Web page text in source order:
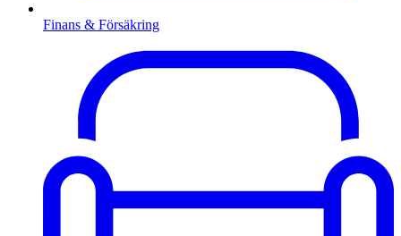
Finans & Försäkring